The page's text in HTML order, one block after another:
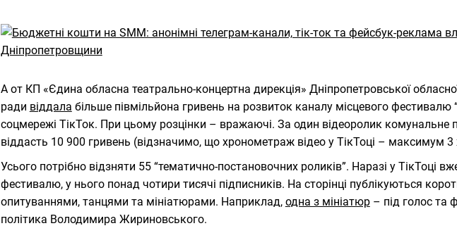
А от КП «Єдина обласна театрально-концертна дирекція» Дніпропетровської
ради віддала більше півмільйона гривень на розвиток каналу місцевого фестивалю
соцмережі ТікТок. При цьому розцінки – вражаючі. За один відеоролик комунальне
віддасть 10 900 гривень (відзначимо, що хронометраж відео у ТікТоці – максимум 3
Усього потрібно відзняти 55 “тематично-постановочних роликів”. Наразі у ТікТоці
фестивалю, у нього понад чотири тисячі підписників. На сторінці публікуються
опитуваннями, танцями та мініатюрами. Наприклад, одна з мініатюр– під голос та
політика Володимира Жириновського.